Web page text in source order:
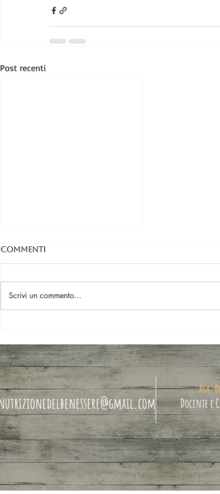
Post recenti
Commenti
Scrivi un commento...
Agr.
Docente e
@gmail.com